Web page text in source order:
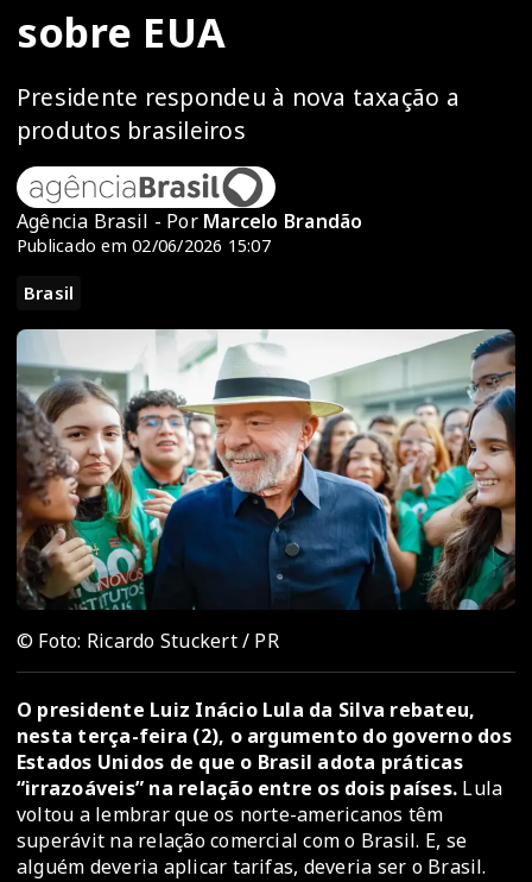
sobre EUA
Presidente respondeu à nova taxação a
produtos brasileiros
Agência Brasil - Por Marcelo Brandão
Publicado em 02/06/2026 15:07
Brasil
© Foto: Ricardo Stuckert / PR
O presidente Luiz Inácio Lula da Silva rebateu,
nesta terça-feira (2), o argumento do governo dos
Estados Unidos de que o Brasil adota práticas
“irrazoáveis” na relação entre os dois países. Lula
voltou a lembrar que os norte-americanos têm
superávit na relação comercial com o Brasil. E, se
alguém deveria aplicar tarifas, deveria ser o Brasil.